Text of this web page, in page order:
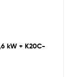
kW + K20C-